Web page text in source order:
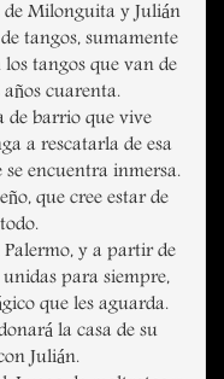
Milonguita y Julián
tangos, sumamente
tangos que van de
cuarenta.
de barrio que vive
a rescatarla de esa
encuentra inmersa.
que cree estar de
y a partir de
para siempre,
que les aguarda.
la casa de su
Julián.